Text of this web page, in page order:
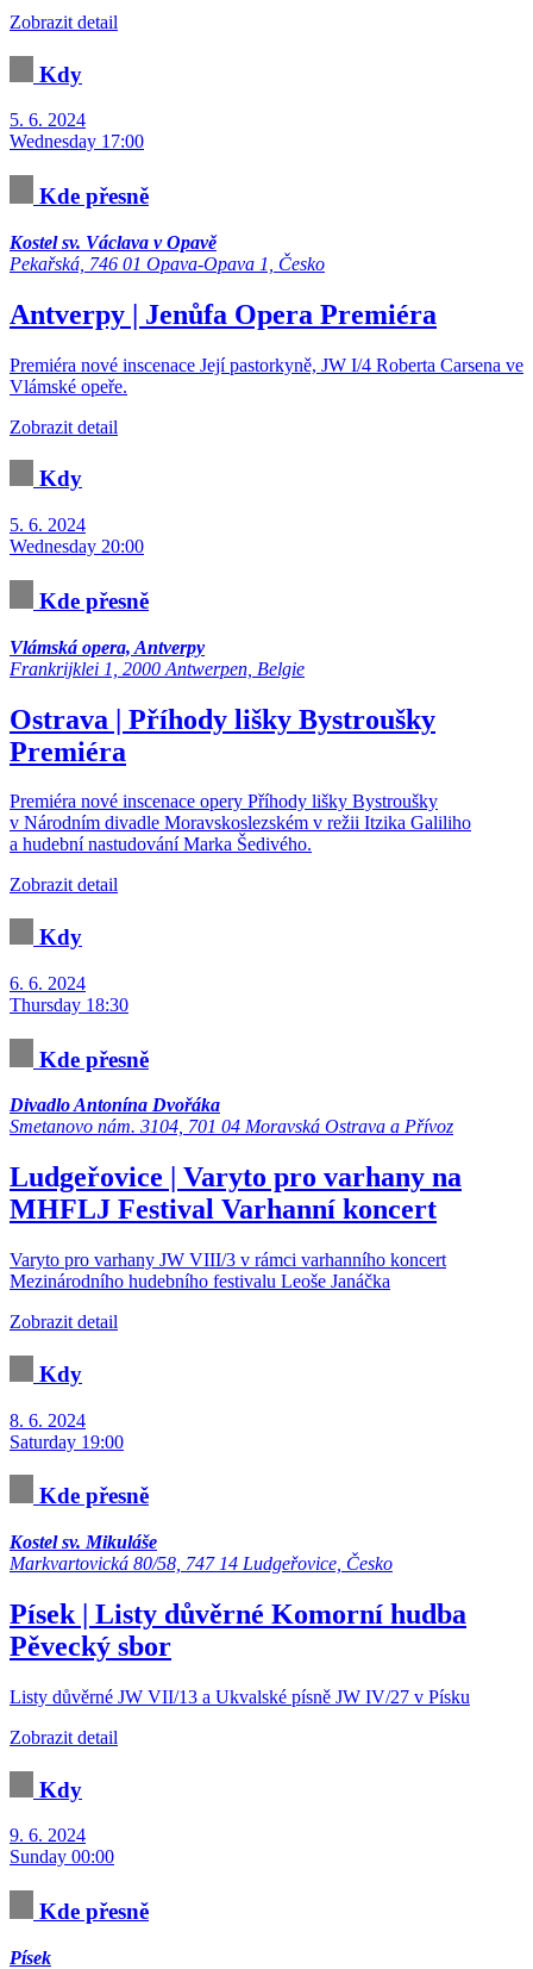
Zobrazit detail
Kdy
5. 6. 2024
Wednesday 17:00
Kde přesně
Kostel sv. Václava v Opavě
Pekařská, 746 01 Opava-Opava 1, Česko
Antverpy | Jenůfa Opera Premiéra
Premiéra nové inscenace Její pastorkyně, JW I/4 Roberta Carsena ve
Vlámské opeře.
Zobrazit detail
Kdy
5. 6. 2024
Wednesday 20:00
Kde přesně
Vlámská opera, Antverpy
Frankrijklei 1, 2000 Antwerpen, Belgie
Ostrava | Příhody lišky Bystroušky
Premiéra
Premiéra nové inscenace opery Příhody lišky Bystroušky
v Národním divadle Moravskoslezském v režii Itzika Galiliho
a hudební nastudování Marka Šedivého.
Zobrazit detail
Kdy
6. 6. 2024
Thursday 18:30
Kde přesně
Divadlo Antonína Dvořáka
Smetanovo nám. 3104, 701 04 Moravská Ostrava a Přívoz
Ludgeřovice | Varyto pro varhany na
MHFLJ Festival Varhanní koncert
Varyto pro varhany JW VIII/3 v rámci varhanního koncert
Mezinárodního hudebního festivalu Leoše Janáčka
Zobrazit detail
Kdy
8. 6. 2024
Saturday 19:00
Kde přesně
Kostel sv. Mikuláše
Markvartovická 80/58, 747 14 Ludgeřovice, Česko
Písek | Listy důvěrné Komorní hudba
Pěvecký sbor
Listy důvěrné JW VII/13 a Ukvalské písně JW IV/27 v Písku
Zobrazit detail
Kdy
9. 6. 2024
Sunday 00:00
Kde přesně
Písek